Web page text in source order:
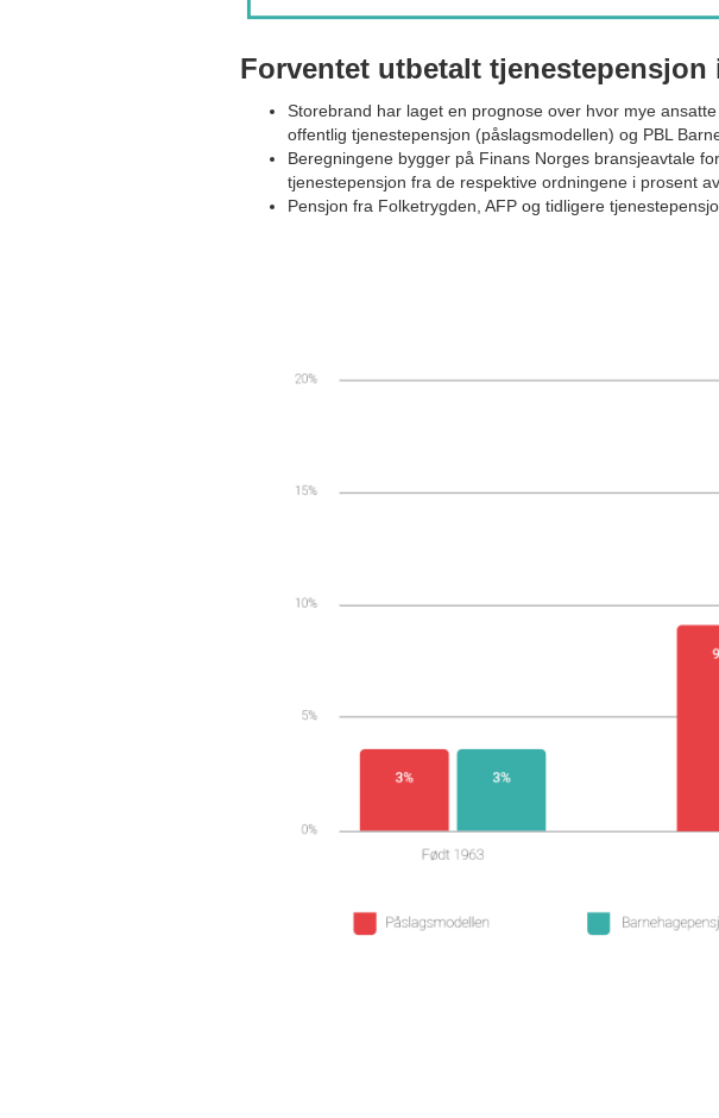
Forventet utbetalt
Storebrand har laget en prognose over hvor mye
offentlig tjenestepensjon (påslagsmodellen) og PBL
Beregningene bygger på Finans Norges bransjeavtale
tjenestepensjon fra de respektive ordningene i prosent
Pensjon fra Folketrygden, AFP og tidligere